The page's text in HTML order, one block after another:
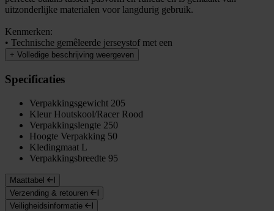
uitzonderlijke materialen voor langdurig gebruik.
Kenmerken:
• Technische gemêleerde jerseystof met een
+ Volledige beschrijving weergeven
Specificaties
Verpakkingsgewicht 205
Kleur Houtskool/Racer Rood
Verpakkingslengte 250
Hoogte Verpakking 50
Kledingmaat L
Verpakkingsbreedte 95
Maattabel
Verzending & retouren
Veiligheidsinformatie